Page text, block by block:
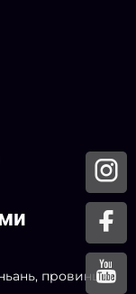
провинция